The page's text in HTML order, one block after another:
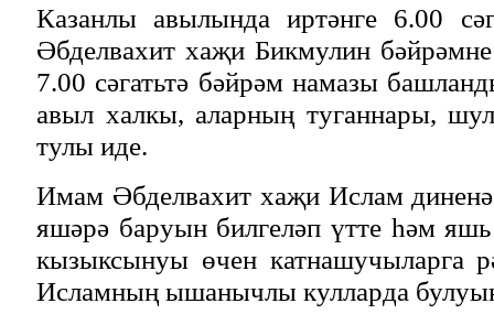
Казанлы авылында иртәнге 6.00
Әбделвахит хаҗи Бикмулин
7.00 сәгатьтә бәйрәм намазы
авыл халкы, аларның туганнары,
тулы иде.
Имам Әбделвахит хаҗи Ислам диненә
яшәрә баруын билгеләп үтте һәм
кызыксынуы өчен катнашучыларга
Исламның ышанычлы кулларда